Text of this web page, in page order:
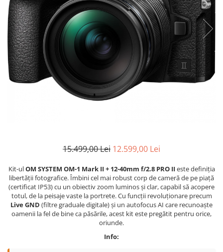
Filtre White Balance
Accesorii filtre
Convertoare pe filet foto video
Inele reductii obiective
Curatare si intretinere
Bracket-uri si suporti
Huse protectie blitz extern
Huse protectie filtre gel
Incarcatoare acumulatori Foto-
Video
Huse protectie acumulatori foto
Tablete grafice
Adaptoare pentru convertoare sau
filtre
Alimentatoare 220V
Microfoane / Reportofoane
Nivela patina
Ocular
Transmitator de fisiere fara fir
Accesorii diverse
Drone
Slider
Camere Video Compacte
Selfie Stick
produs
Declansatoare Radio si Infrarosu
Huse si genti pentru studio
Becuri si lampa blitz studio
Suruburi si piulite, adaptoare de
trecere
Calibrare expunere
Imprimante SECOND HAND
Video - Convertoare pe filet
Acumulatori si incarcatoare S.H.
Adaptoare pentru compacte
Diverse S.H.
Genti, huse, curele
15.499,00 Lei 12.599,00 Lei
Kit-ulOM SYSTEM OM-1 Mark II + 12-40mm f/2.8 PRO IIeste definiția
libertății fotografice. Îmbini cel mai robust corp de cameră de pe piață
(certificat IP53) cu un obiectiv zoom luminos și clar, capabil să acopere
totul, de la peisaje vaste la portrete. Cu funcții revoluționare precum
Live GND (filtre graduale digitale) și un autofocus AI care recunoaște
oamenii la fel de bine ca păsările, acest kit este pregătit pentru orice,
oriunde.
Info: